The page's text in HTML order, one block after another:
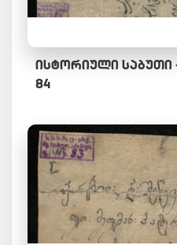
ᲘᲡᲢᲝᲠᲘᲣᲚᲘ ᲡᲐᲑᲣᲗᲘ
84